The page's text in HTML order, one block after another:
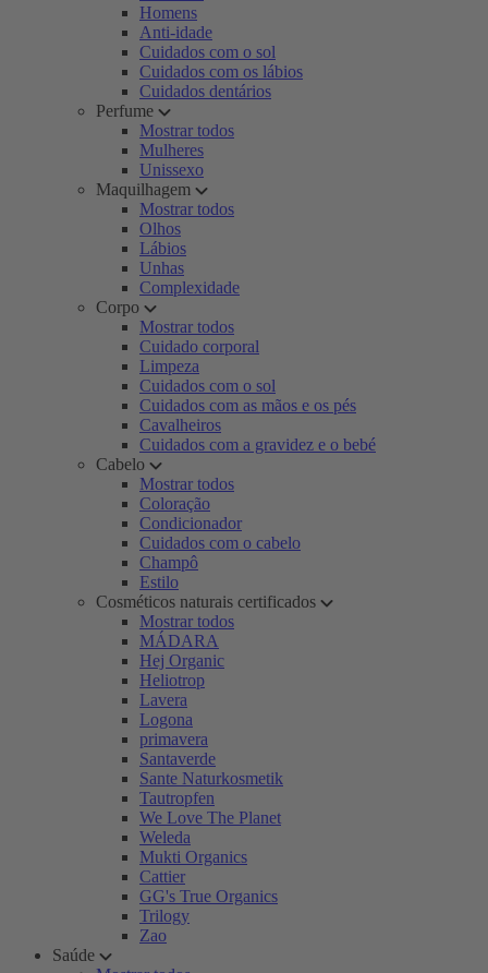
Homens
Anti-idade
Cuidados com o sol
Cuidados com os lábios
Cuidados dentários
Perfume
Mostrar todos
Mulheres
Unissexo
Maquilhagem
Mostrar todos
Olhos
Lábios
Unhas
Complexidade
Corpo
Mostrar todos
Cuidado corporal
Limpeza
Cuidados com o sol
Cuidados com as mãos e os pés
Cavalheiros
Cuidados com a gravidez e o bebé
Cabelo
Mostrar todos
Coloração
Condicionador
Cuidados com o cabelo
Champô
Estilo
Cosméticos naturais certificados
Mostrar todos
MÁDARA
Hej Organic
Heliotrop
Lavera
Logona
primavera
Santaverde
Sante Naturkosmetik
Tautropfen
We Love The Planet
Weleda
Mukti Organics
Cattier
GG's True Organics
Trilogy
Zao
Saúde